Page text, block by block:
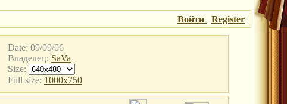
Войти Register
Date: 09/09/06
Владелец: SaVa
Size:
Full size: 1000x750